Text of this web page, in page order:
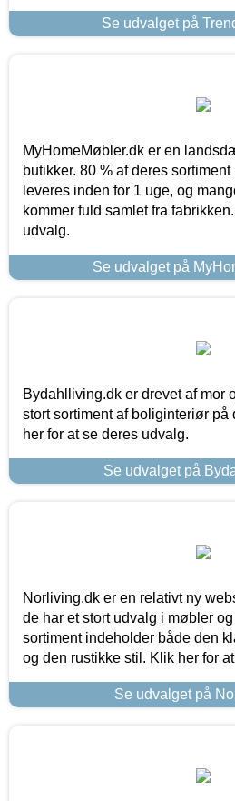
Se udvalget på
MyHomeMøbler.dk er en
butikker. 80 % af deres
leveres inden for 1 uge, og
kommer fuld samlet fra
udvalg.
Se udvalget på
Bydahlliving.dk er drevet af mor
stort sortiment af boliginteriør på
her for at se deres udvalg.
Se udvalget på
Norliving.dk er en relativt ny
de har et stort udvalg i møbler
sortiment indeholder både den
og den rustikke stil. Klik her for
Se udvalget på